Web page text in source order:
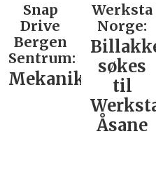
Snap
Drive
Bergen
Sentrum:
Mekaniker
Werksta
Norge:
søkes
til
Åsane